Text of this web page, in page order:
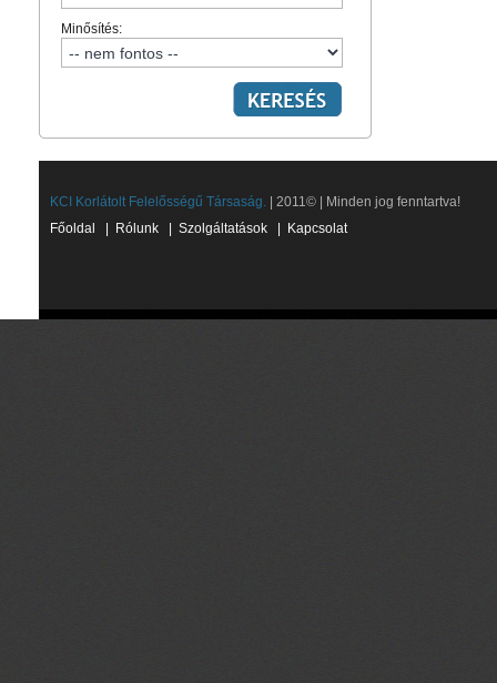
Minősítés:
KCI Korlátolt Felelősségű Társaság. | 2011© | Minden jog fenntartva!
Főoldal
Rólunk Szolgáltatások Kapcsolat